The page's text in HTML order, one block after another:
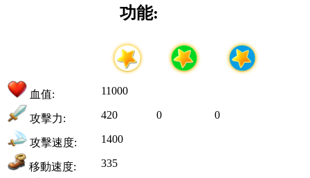
功能:
血值: 11000
攻擊力: 420 0 0
攻擊速度: 1400
移動速度: 335